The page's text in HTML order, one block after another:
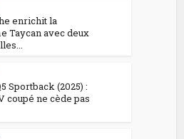
enrichit la
Taycan avec deux
Sportback (2025) :
coupé ne cède pas